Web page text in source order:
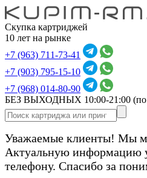
Скупка картриджей
10 лет на рынке
+7 (963) 711-73-41
+7 (903) 795-15-10
+7 (968) 014-80-90
БЕЗ ВЫХОДНЫХ 10:00-21:00
Уважаемые клиенты! Мы
Актуальную информацию
телефону. Спасибо за